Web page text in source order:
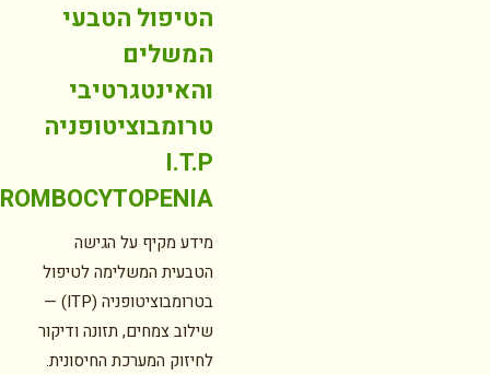
הטיפול הטבעי
המשלים
והאינטגרטיבי
טרומבוציטופניה
I.T.P
THROMBOCYTOPENIA
מידע מקיף על הגישה
הטבעית המשלימה לטיפול
בטרומבוציטופניה (ITP) —
שילוב צמחים, תזונה ודיקור
לחיזוק המערכת החיסונית.